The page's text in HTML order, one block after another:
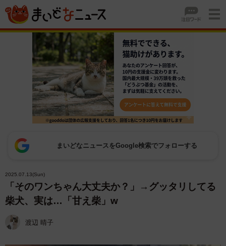
まいどなニュースをGoogle検索でフォローする
2025.07.13(Sun)
「そのワンちゃん大丈夫か？」→グッタリしてる
柴犬、実は…「甘え柴」w
渡辺 晴子